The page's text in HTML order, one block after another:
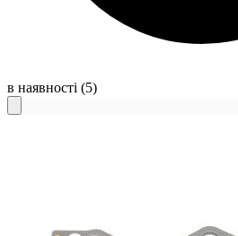
в наявності (5)